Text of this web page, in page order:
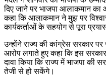
दिए जाने पर भाजपा आलाकमान का
कहा कि आलाकमान ने मुझ पर
कार्यकर्ताओं के सहयोग से पूरा
उन्होंने राज्य की कांग्रेस सरकार
आरोप लगाते हुए कहा कि इस
दावा किया कि राज्य में भाजपा की
तेजी से हो सकेंगे।